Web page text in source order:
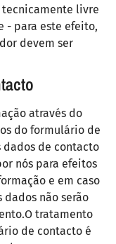
livre
- para este efeito,
devem ser
através do
do formulário de
de contacto
nós para efeitos
e em caso
dados não serão
tratamento
de contacto é